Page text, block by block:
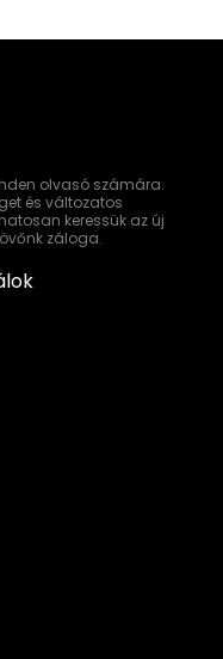
olvasó számára.
és változatos
keressük az új
záloga.